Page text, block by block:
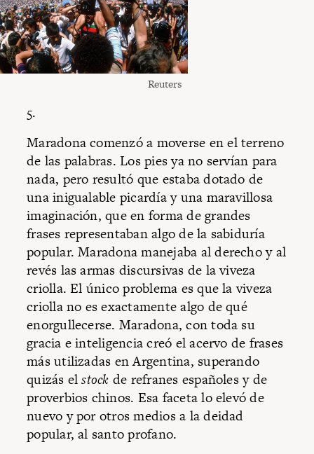
Reuters
5.
Maradona comenzó a moverse en el terreno
de las palabras. Los pies ya no servían para
nada, pero resultó que estaba dotado de
una inigualable picardía y una maravillosa
imaginación, que en forma de grandes
frases representaban algo de la sabiduría
popular. Maradona manejaba al derecho y al
revés las armas discursivas de la viveza
criolla. El único problema es que la viveza
criolla no es exactamente algo de qué
enorgullecerse. Maradona, con toda su
gracia e inteligencia creó el acervo de frases
más utilizadas en Argentina, superando
quizás elstock de refranes españoles y de
proverbios chinos. Esa faceta lo elevó de
nuevo y por otros medios a la deidad
popular, al santo profano.